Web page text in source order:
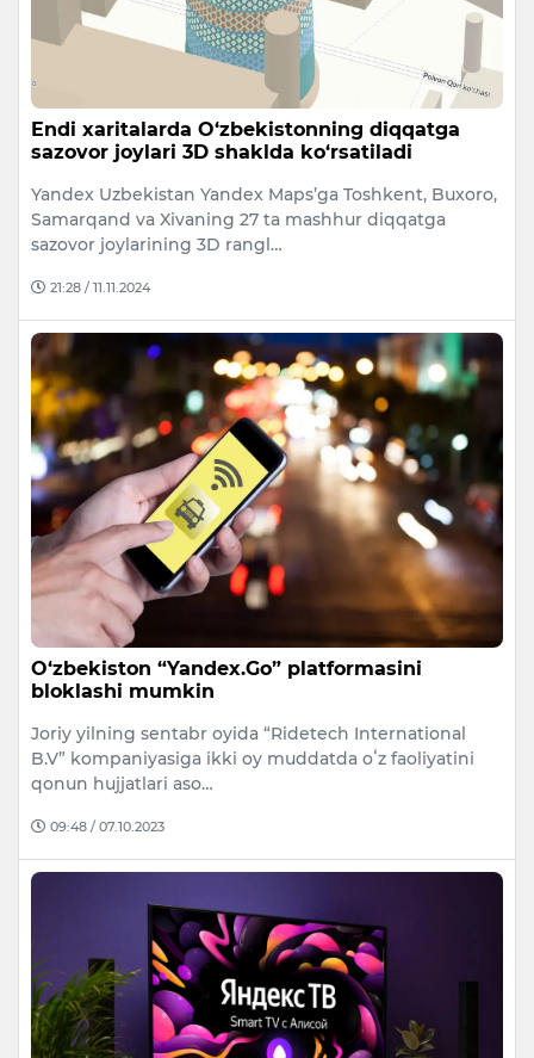
Endi xaritalarda O‘zbekistonning diqqatga
sazovor joylari 3D shaklda ko‘rsatiladi
Yandex Uzbekistan Yandex Maps’ga Toshkent, Buxoro,
Samarqand va Xivaning 27 ta mashhur diqqatga
sazovor joylarining 3D rangl…
21:28 / 11.11.2024
O‘zbekiston “Yandex.Go” platformasini
bloklashi mumkin
Joriy yilning sentabr oyida “Ridetech International
B.V” kompaniyasiga ikki oy muddatda oʻz faoliyatini
qonun hujjatlari aso…
09:48 / 07.10.2023